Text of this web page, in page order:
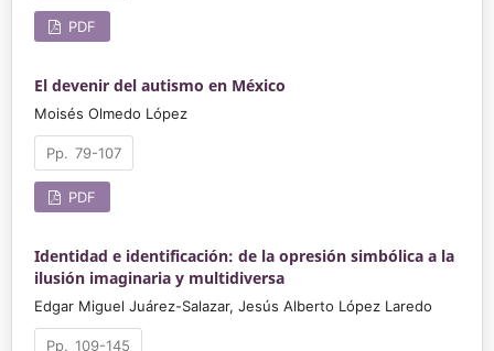
PDF
El devenir del autismo en México
Moisés Olmedo López
79-107
PDF
Identidad e identificación: de la opresión simbólica a la
ilusión imaginaria y multidiversa
Edgar Miguel Juárez-Salazar, Jesús Alberto López Laredo
109-145